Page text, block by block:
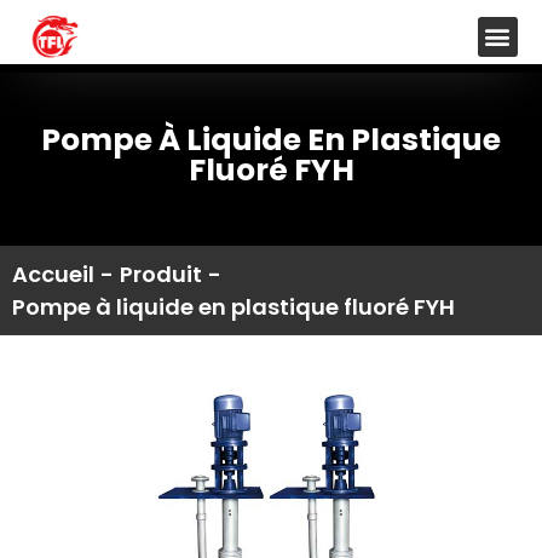
Pompe À Liquide En Plastique
Fluoré FYH
Accueil - Produit -
Pompe à liquide en plastique fluoré FYH